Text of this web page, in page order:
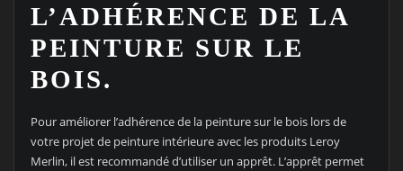
L’ADHÉRENCE DE LA
PEINTURE SUR LE
BOIS.
Pour améliorer l’adhérence de la peinture sur le bois lors de
votre projet de peinture intérieure avec les produits Leroy
Merlin, il est recommandé d’utiliser un apprêt. L’apprêt permet